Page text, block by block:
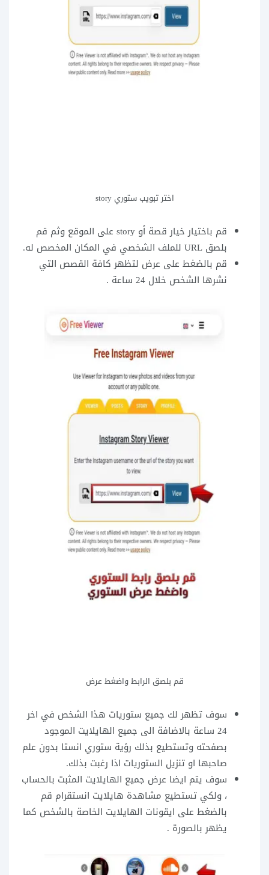
اختر تبويب ستوري story
قم باختيار خيار قصة أو story على الموقع وثم قم
بلصق URL للملف الشخصي في المكان المخصص له.
قم بالضغط على عرض لتظهر كافة القصص التي
نشرها الشخص خلال 24 ساعة .
قم بلصق الرابط واضغط عرض
سوف تظهر لك جميع ستوريات هذا الشخص في اخر
24 ساعة بالاضافة الى جميع الهايلايت الموجود
بصفحته وتستطيع بذلك رؤية ستوري انستا بدون علم
صاحبها او تنزيل الستوريات اذا رغبت بذلك.
سوف يتم ايضا عرض جميع الهايلايت المثبت بالحساب
، ولكي تستطيع مشاهدة هايلايت انستقرام قم
بالضغط على ايقونات الهايلايت الخاصة بالشخص كما
يظهر بالصورة .